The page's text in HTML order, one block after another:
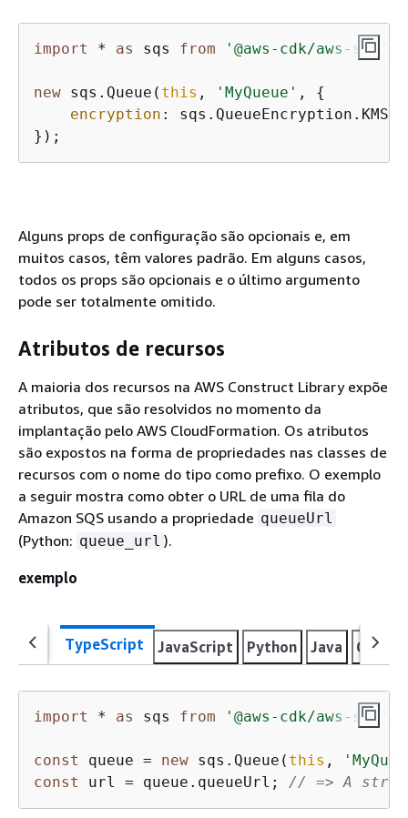
import * as sqs from '@aws-cdk/aws-sqs'
new sqs.Queue( this , 'MyQueue' , {
encryption :
});
Alguns props de configuração são opcionais e, em
muitos casos, têm valores padrão. Em alguns casos,
todos os props são opcionais e o último argumento
pode ser totalmente omitido.
Atributos de recursos
A maioria dos recursos na AWS Construct Library expõe
atributos, que são resolvidos no momento da
implantação pelo AWS CloudFormation. Os atributos
são expostos na forma de propriedades nas classes de
recursos com o nome do tipo como prefixo. O exemplo
a seguir mostra como obter o URL de uma fila do
Amazon SQS usando a propriedade queueUrl
(Python: queue_url ).
exemplo
TypeScript JavaScript Python Java C#
import * as sqs from '@aws-cdk/aws-sqs'
const queue = new sqs.Queue( this ,
const
url = queue.queueUrl; // => A